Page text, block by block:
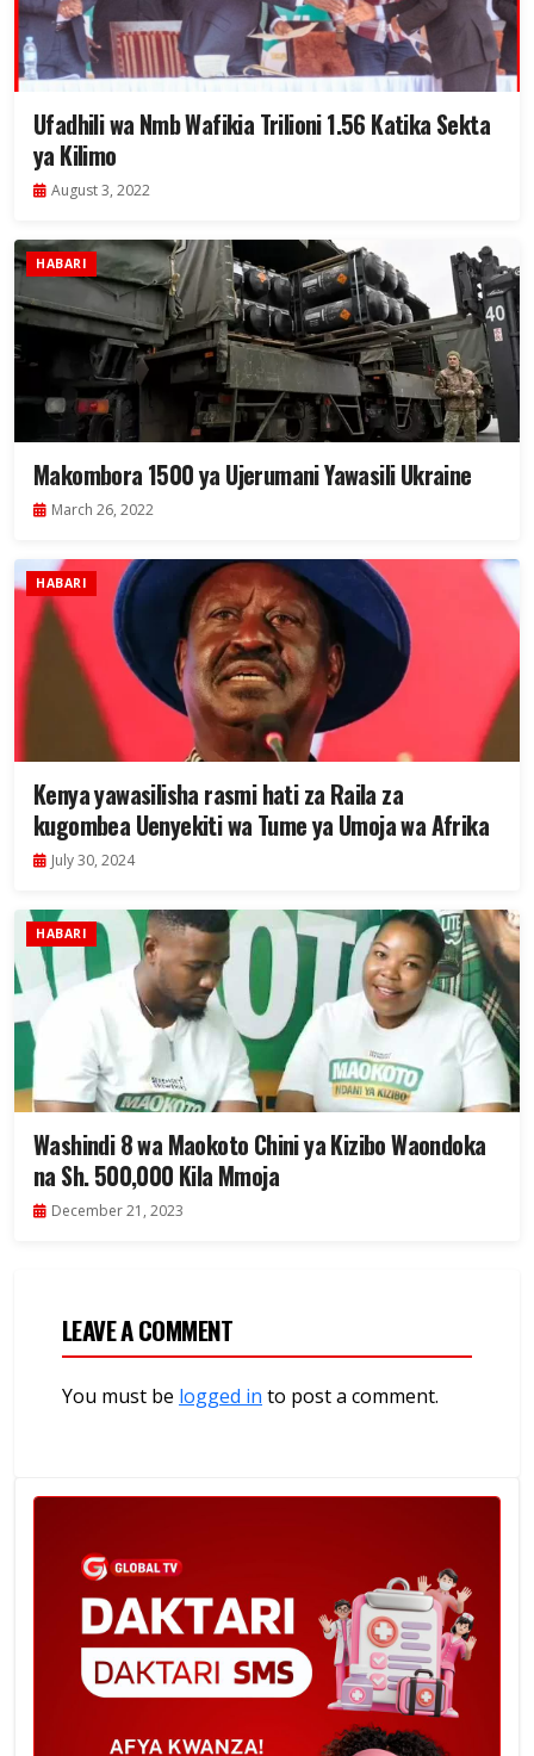
Ufadhili wa Nmb Wafikia Trilioni 1.56 Katika Sekta
ya Kilimo
August 3, 2022
HABARI
Makombora 1500 ya Ujerumani Yawasili Ukraine
March 26, 2022
HABARI
Kenya yawasilisha rasmi hati za Raila za
kugombea Uenyekiti wa Tume ya Umoja wa Afrika
July 30, 2024
HABARI
Washindi 8 wa Maokoto Chini ya Kizibo Waondoka
na Sh. 500,000 Kila Mmoja
December 21, 2023
LEAVE A COMMENT
You must be logged in to post a comment.